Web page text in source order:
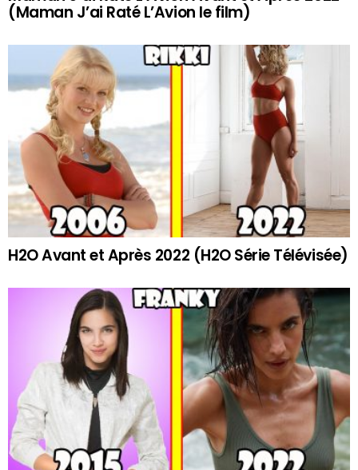
(Maman J’ai Raté L’Avion le film)
H2O Avant et Après 2022 (H2O Série Télévisée)